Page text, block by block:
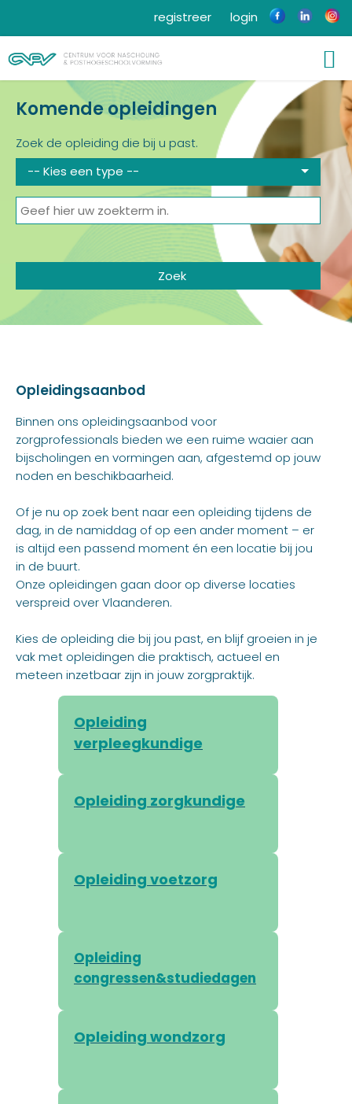
login
registreer
Komende opleidingen
Zoek de opleiding die bij u past.
-- Kies een type --
Opleidingsaanbod
Binnen ons opleidingsaanbod voor
zorgprofessionals bieden we een ruime waaier aan
bijscholingen en vormingen aan, afgestemd op jouw
noden en beschikbaarheid.
Of je nu op zoek bent naar een opleiding tijdens de
dag, in de namiddag of op een ander moment – er
is altijd een passend moment én een locatie bij jou
in de buurt.
Onze opleidingen gaan door op diverse locaties
verspreid over Vlaanderen.
Kies de opleiding die bij jou past, en blijf groeien in je
vak met opleidingen die praktisch, actueel en
meteen inzetbaar zijn in jouw zorgpraktijk.
Opleiding
verpleegkundige
Opleiding zorgkundige
Opleiding voetzorg
Opleiding
congressen&studiedagen
Opleiding wondzorg